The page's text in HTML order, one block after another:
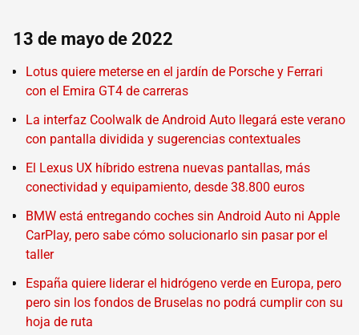
13 de mayo de 2022
Lotus quiere meterse en el jardín de Porsche y Ferrari
con el Emira GT4 de carreras
La interfaz Coolwalk de Android Auto llegará este verano
con pantalla dividida y sugerencias contextuales
El Lexus UX híbrido estrena nuevas pantallas, más
conectividad y equipamiento, desde 38.800 euros
BMW está entregando coches sin Android Auto ni Apple
CarPlay, pero sabe cómo solucionarlo sin pasar por el
taller
España quiere liderar el hidrógeno verde en Europa, pero
pero sin los fondos de Bruselas no podrá cumplir con su
hoja de ruta